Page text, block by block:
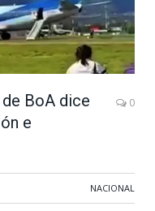
BoA dice
e
0
NACIONAL